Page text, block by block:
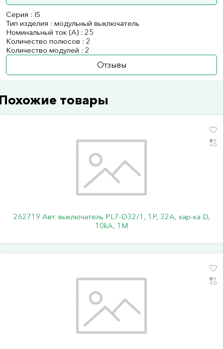
Серия : IS
Тип изделия : модульный выключатель
Номинальный ток (А) : 25
Количество полюсов : 2
Количество модулей : 2
Отзывы
товары
262719 Авт. выключатель PL7-D32/1, 1P, 32A, хар-ка D,
10kA, 1M